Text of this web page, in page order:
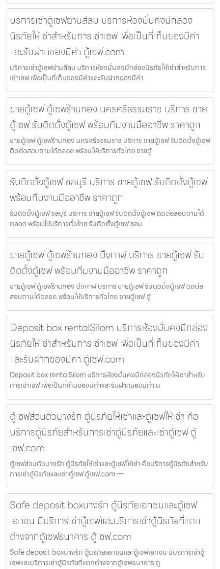
บริการเช่าตู้เซฟย่านสีลม บริการห้องมั่นคงมีกล่อง
นิรภัยให้เช่าสำหรับการเช่าเซฟ เพื่อเป็นที่เก็บของมีค่า
และรับฝากของมีค่า ตู้เซฟ.com
บริการเช่าตู้เซฟย่านสีลม บริการห้องมั่นคงมีกล่องนิรภัยให้เช่าสำหรับการ
เช่าเซฟ เพื่อเป็นที่เก็บของมีค่าและรับฝากของมีค่า
ขายตู้เซฟ ตู้เซฟร้านทอง นครศรีธรรมราช บริการ ขาย
ตู้เซฟ รับติดตั้งตู้เซฟ พร้อมทีมงานมืออาชีพ ราคาถูก
ขายตู้เซฟ ตู้เซฟร้านทอง นครศรีธรรมราช บริการ ขายตู้เซฟ รับติดตั้งตู้เซฟ
ติดต่อสอบถามได้ตลอด พร้อมให้บริการทั่วไทย ขายตู้
รับติดตั้งตู้เซฟ ชลบุรี บริการ ขายตู้เซฟ รับติดตั้งตู้เซฟ
พร้อมทีมงานมืออาชีพ ราคาถูก
รับติดตั้งตู้เซฟ ชลบุรี บริการ ขายตู้เซฟ รับติดตั้งตู้เซฟ ติดต่อสอบถามได้
ตลอด พร้อมให้บริการทั่วไทย รับติดตั้งตู้เซฟ ชลบ
ขายตู้เซฟ ตู้เซฟร้านทอง บึงกาฬ บริการ ขายตู้เซฟ รับ
ติดตั้งตู้เซฟ พร้อมทีมงานมืออาชีพ ราคาถูก
ขายตู้เซฟ ตู้เซฟร้านทอง บึงกาฬ บริการ ขายตู้เซฟ รับติดตั้งตู้เซฟ ติดต่อ
สอบถามได้ตลอด พร้อมให้บริการทั่วไทย ขายตู้เซฟ ตู้
Deposit box rentalSilom บริการห้องมั่นคงมีกล่อง
นิรภัยให้เช่าสำหรับการเช่าเซฟ เพื่อเป็นที่เก็บของมีค่า
และรับฝากของมีค่า ตู้เซฟ.com
Deposit box rentalSilom บริการห้องมั่นคงมีกล่องนิรภัยให้เช่าสำหรับ
การเช่าเซฟ เพื่อเป็นที่เก็บของมีค่าและรับฝากของมีค่า ต
ตู้เซฟส่วนตัวบางรัก ตู้นิรภัยให้เช่าและตู้เซฟให้เช่า คือ
บริการตู้นิรภัยสำหรับการเช่าตู้นิรภัยและเช่าตู้เซฟ ตู้
เซฟ.com
ตู้เซฟส่วนตัวบางรัก ตู้นิรภัยให้เช่าและตู้เซฟให้เช่า คือบริการตู้นิรภัยสำหรับ
การเช่าตู้นิรภัยและเช่าตู้เซฟ ตู้เซฟ.com —
Safe deposit boxบางรัก ตู้นิรภัยเอกชนและตู้เซฟ
เอกชน มีบริการเช่าตู้เซฟและบริการเช่าตู้นิรภัยที่แตก
ต่างจากตู้เซฟธนาคาร ตู้เซฟ.com
Safe deposit boxบางรัก ตู้นิรภัยเอกชนและตู้เซฟเอกชน มีบริการเช่าตู้
เซฟและบริการเช่าตู้นิรภัยที่แตกต่างจากตู้เซฟธนาคาร ตู